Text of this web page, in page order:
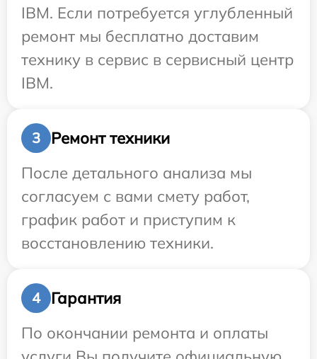
IBM. Если потребуется углубленный
ремонт мы бесплатно доставим
технику в сервис в сервисный центр
IBM.
3
Ремонт техники
После детального анализа мы
согласуем с вами смету работ,
график работ и приступим к
восстановлению техники.
4
Гарантия
По окончании ремонта и оплаты